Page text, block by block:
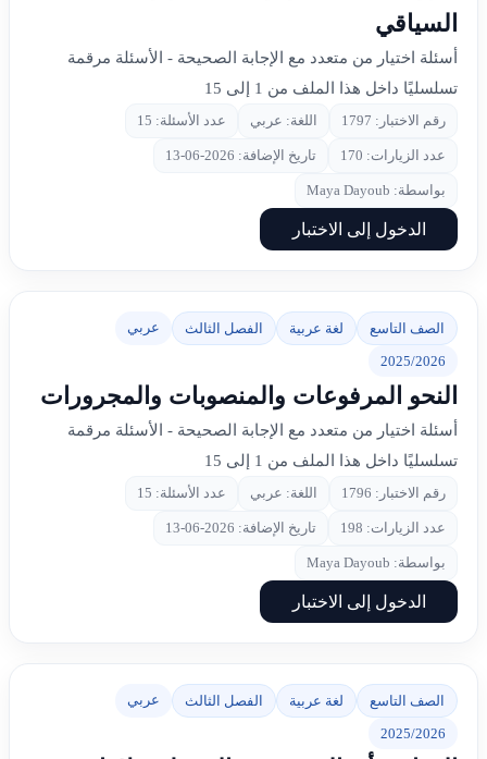
السياقي
أسئلة اختيار من متعدد مع الإجابة الصحيحة - الأسئلة مرقمة
تسلسليًا داخل هذا الملف من 1 إلى 15
رقم الاختبار: 1797 اللغة: عربي عدد الأسئلة: 15
عدد الزيارات: 170 تاريخ الإضافة: 2026-06-13
بواسطة: Maya Dayoub
الدخول إلى الاختبار
الصف التاسع لغة عربية الفصل الثالث عربي
2025/2026
النحو المرفوعات والمنصوبات والمجرورات
أسئلة اختيار من متعدد مع الإجابة الصحيحة - الأسئلة مرقمة
تسلسليًا داخل هذا الملف من 1 إلى 15
رقم الاختبار: 1796 اللغة: عربي عدد الأسئلة: 15
عدد الزيارات: 198 تاريخ الإضافة: 2026-06-13
بواسطة: Maya Dayoub
الدخول إلى الاختبار
الصف التاسع لغة عربية الفصل الثالث عربي
2025/2026